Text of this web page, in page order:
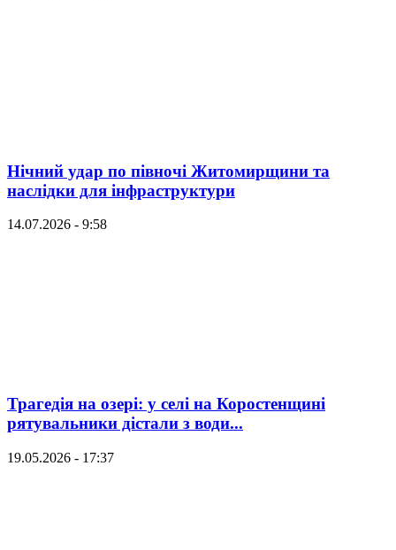
Нічний удар по півночі Житомирщини та
наслідки для інфраструктури
14.07.2026 - 9:58
Трагедія на озері: у селі на Коростенщині
рятувальники дістали з води...
19.05.2026 - 17:37